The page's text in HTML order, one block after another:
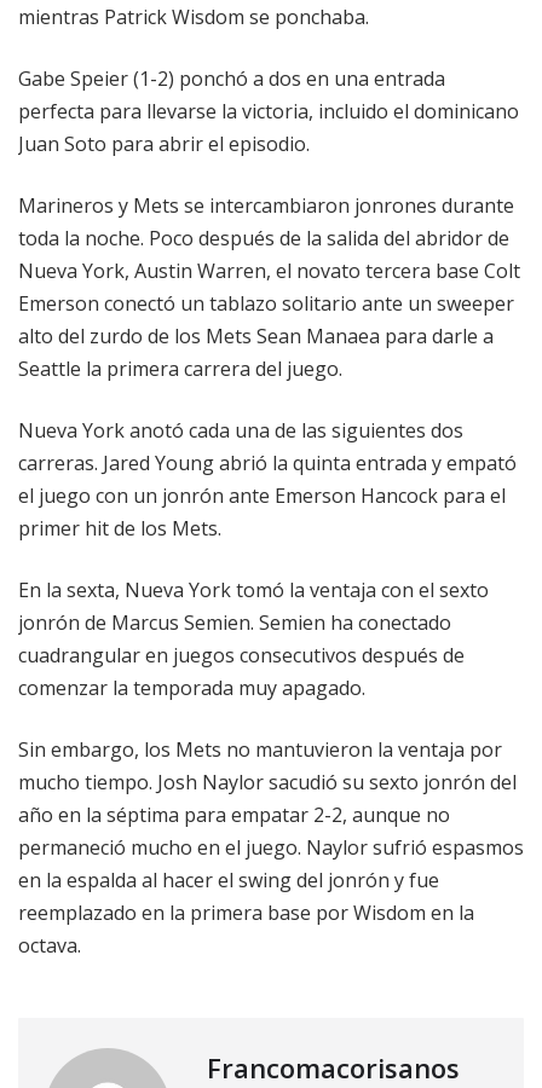
mientras Patrick Wisdom se ponchaba.
Gabe Speier (1-2) ponchó a dos en una entrada
perfecta para llevarse la victoria, incluido el dominicano
Juan Soto para abrir el episodio.
Marineros y Mets se intercambiaron jonrones durante
toda la noche. Poco después de la salida del abridor de
Nueva York, Austin Warren, el novato tercera base Colt
Emerson conectó un tablazo solitario ante un sweeper
alto del zurdo de los Mets Sean Manaea para darle a
Seattle la primera carrera del juego.
Nueva York anotó cada una de las siguientes dos
carreras. Jared Young abrió la quinta entrada y empató
el juego con un jonrón ante Emerson Hancock para el
primer hit de los Mets.
En la sexta, Nueva York tomó la ventaja con el sexto
jonrón de Marcus Semien. Semien ha conectado
cuadrangular en juegos consecutivos después de
comenzar la temporada muy apagado.
Sin embargo, los Mets no mantuvieron la ventaja por
mucho tiempo. Josh Naylor sacudió su sexto jonrón del
año en la séptima para empatar 2-2, aunque no
permaneció mucho en el juego. Naylor sufrió espasmos
en la espalda al hacer el swing del jonrón y fue
reemplazado en la primera base por Wisdom en la
octava.
Francomacorisanos